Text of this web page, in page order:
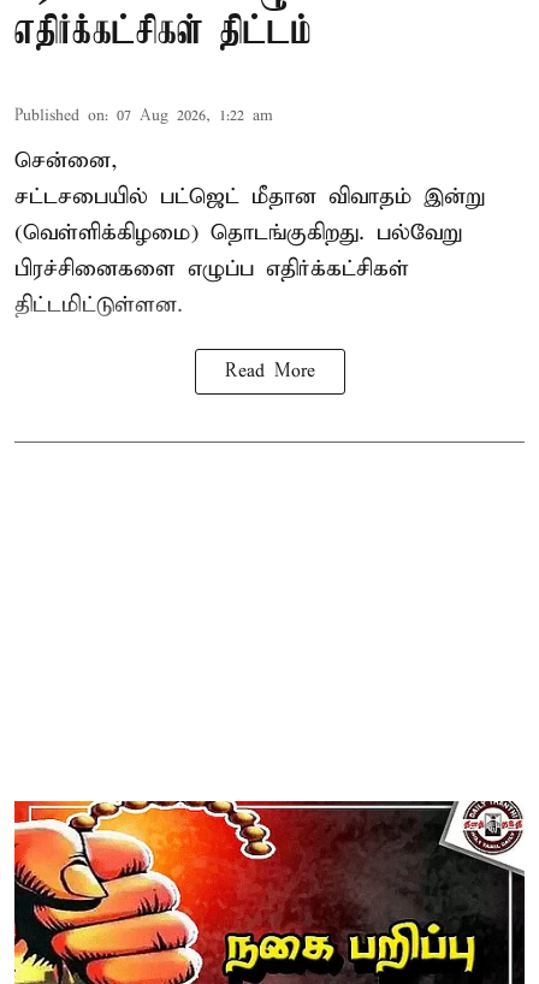
எதிர்க்கட்சிகள் திட்டம்
Published on: 07 Aug 2026, 1:22 am
சென்னை,
சட்டசபையில் பட்ஜெட் மீதான விவாதம் இன்று
(வெள்ளிக்கிழமை) தொடங்குகிறது. பல்வேறு
பிரச்சினைகளை எழுப்ப எதிர்க்கட்சிகள்
திட்டமிட்டுள்ளன.
Read More